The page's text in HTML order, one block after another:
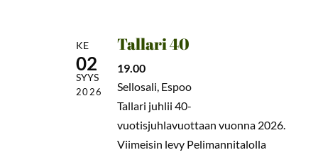
KE
02
SYYS
2026
Tallari 40
19.00
Sellosali, Espoo
Tallari juhlii 40-
vuotisjuhlavuottaan vuonna 2026.
Viimeisin levy Pelimannitalolla